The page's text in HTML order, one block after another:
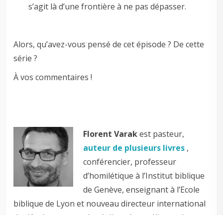
s’agit là d’une frontière à ne pas dépasser.
Alors, qu’avez-vous pensé de cet épisode ? De cette
série ?
À vos commentaires !
Florent Varakest pasteur,
auteur de plusieurs livres ,
conférencier, professeur
d’homilétique à l’Institut biblique
de Genève, enseignant à l’Ecole
biblique de Lyon et nouveau directeur international